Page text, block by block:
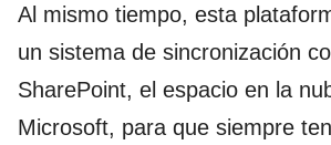
Al mismo tiempo, esta
un sistema de sincronización
SharePoint, el espacio en la
Microsoft, para que siempre